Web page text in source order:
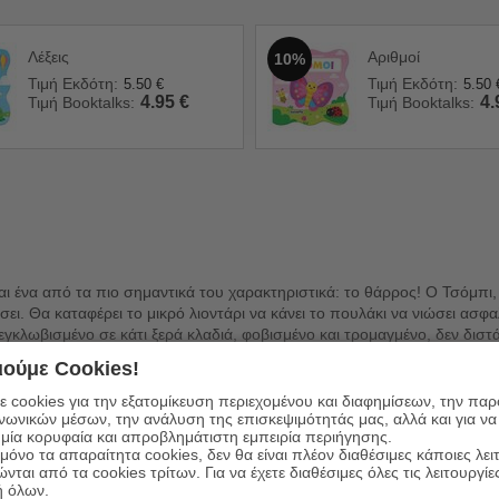
Λέξεις
Τιμή Εκδότη: 5.50 €
Τιμή Booktalks: 4.95 €
10%
Αριθμοί
Τιμή Εκδότη: 5.50
Τιμή Booktalks:
από τα πιο σημαντικά του χαρακτηριστικά: το θάρρος! Ο
Θα καταφέρει το μικρό λιοντάρι να κάνει το πουλάκι να νιώσει
σε κάτι ξερά κλαδιά, φοβισμένο και τρομαγμένο, δεν
Cookies!
cookies για την εξατομίκευση περιεχομένου και διαφημίσεων, την
μέσων, την ανάλυση της επισκεψιμότητάς μας, αλλά και για
κορυφαία και απροβλημάτιστη εμπειρία περιήγησης.
τα απαραίτητα cookies, δεν θα είναι πλέον διαθέσιμες κάποιες
από τα cookies τρίτων. Για να έχετε διαθέσιμες όλες τις
όλων.